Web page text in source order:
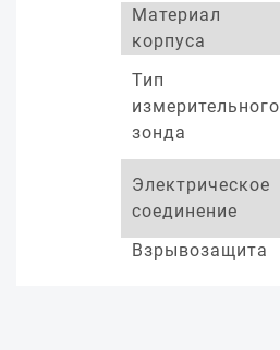
Материал
корпуса
Тип
измерительного
зонда
Электрическое
соединение
Взрывозащита